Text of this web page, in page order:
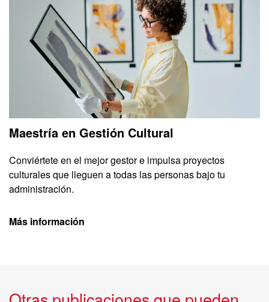
Maestría en Gestión Cultural
Conviértete en el mejor gestor e impulsa proyectos
culturales que lleguen a todas las personas bajo tu
administración.
Más información